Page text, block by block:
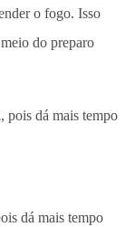
o fogo. Isso
do preparo
dá mais tempo